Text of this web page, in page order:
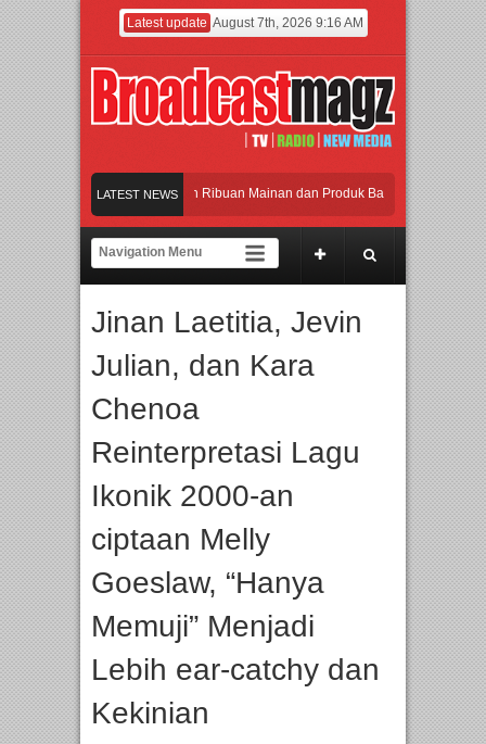
Latest update August 7th, 2026 9:16 AM
LATEST NEWS
Jakarta dengan Ribuan Mainan dan Produk Bayi dari Seluruh Dunia,
Gerbang Inovasi dan Peluang Bisnis Industri Gifts dan Housewares Asia
Perpaduan Warisan Dan Semangat Lokal, BIRKENSTOCK INDONESIA
Jakarta dengan Ribuan Mainan dan Produk Bayi dari Seluruh Dunia,
Jinan Laetitia, Jevin
Julian, dan Kara
Chenoa
Reinterpretasi Lagu
Ikonik 2000-an
ciptaan Melly
Goeslaw, “Hanya
Memuji” Menjadi
Lebih ear-catchy dan
Kekinian